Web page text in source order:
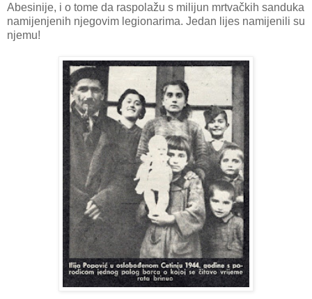
Abesinije, i o tome da raspolažu s milijun mrtvačkih sanduka
namijenjenih njegovim legionarima. Jedan lijes namijenili su
njemu!